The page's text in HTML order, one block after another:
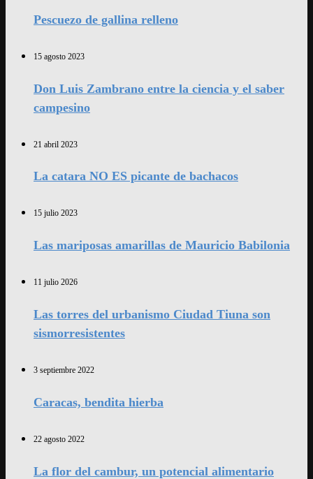
Pescuezo de gallina relleno
15 agosto 2023
Don Luis Zambrano entre la ciencia y el saber
campesino
21 abril 2023
La catara NO ES picante de bachacos
15 julio 2023
Las mariposas amarillas de Mauricio Babilonia
11 julio 2026
Las torres del urbanismo Ciudad Tiuna son
sismorresistentes
3 septiembre 2022
Caracas, bendita hierba
22 agosto 2022
La flor del cambur, un potencial alimentario